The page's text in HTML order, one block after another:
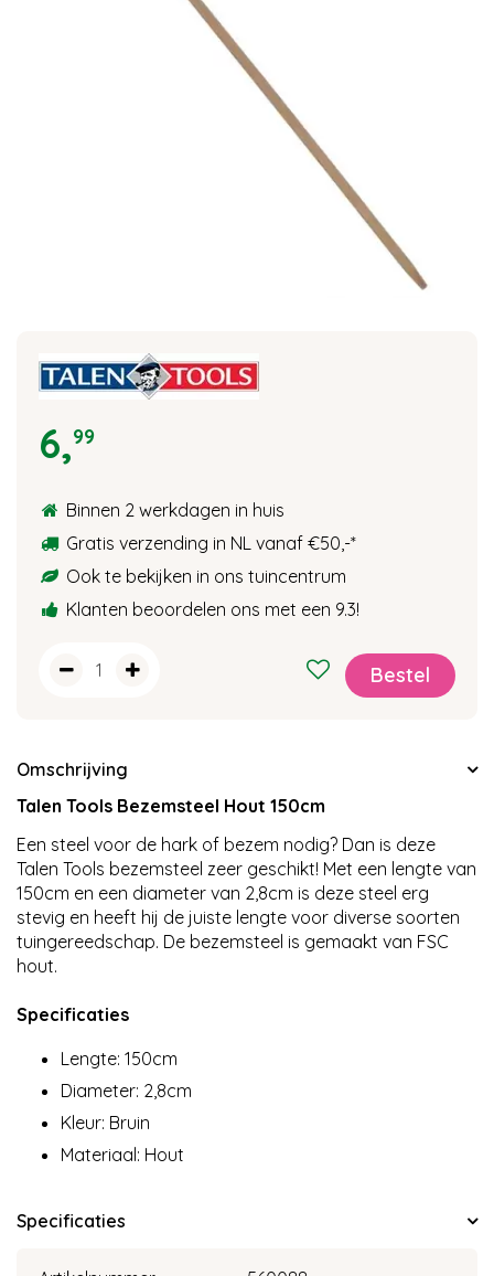
6,99
Binnen 2 werkdagen in huis
Gratis verzending in NL vanaf €50,-*
Ook te bekijken in ons tuincentrum
Klanten beoordelen ons met een 9.3!
Omschrijving
Talen Tools Bezemsteel Hout 150cm
Een steel voor de hark of bezem nodig? Dan is deze
Talen Tools bezemsteel zeer geschikt! Met een lengte van
150cm en een diameter van 2,8cm is deze steel erg
stevig en heeft hij de juiste lengte voor diverse soorten
tuingereedschap. De bezemsteel is gemaakt van FSC
hout.
Specificaties
Lengte: 150cm
Diameter: 2,8cm
Kleur: Bruin
Materiaal: Hout
Specificaties